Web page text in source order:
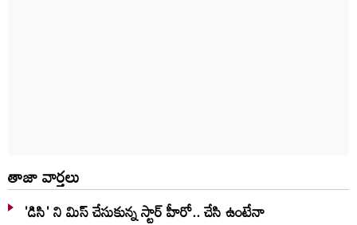
తాజా వార్తలు
'డిసి' ని మిస్ చేసుకున్న స్టార్ హీరో.. చేసి ఉంటేనా